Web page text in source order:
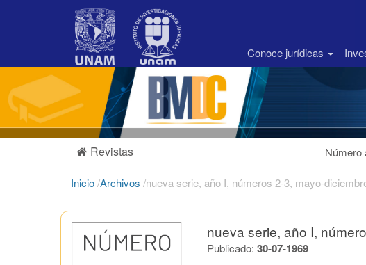
Barra
Conoce jurídicas
Revistas Número
Inicio/Archivos /nueva serie, año I, números 2-3, mayo-
nueva serie, año I,
Publicado: 30-07-1969